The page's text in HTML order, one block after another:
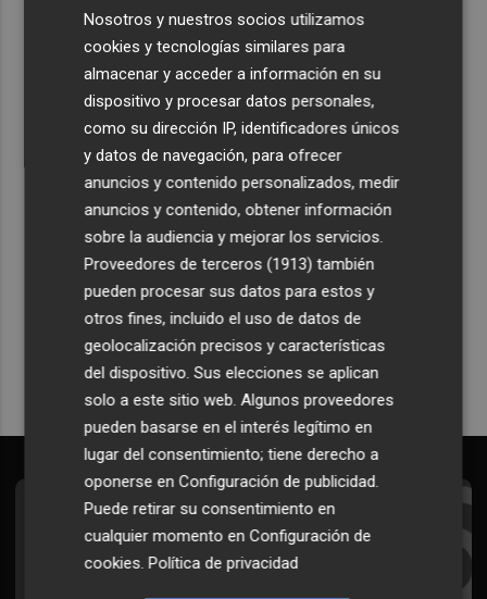
próxima temporada cedido en Galatasaray
David Cubillas regresa al Castellón
Recibe toda la actualidad de
Plaza Podcast en tu correo
Quiero suscribirme
Suscríbete al Boletín
Todos los días a primera hora en tu email
Nosotros y nuestros socios utilizamos
cookies y tecnologías similares para
almacenar y acceder a información en su
dispositivo y procesar datos personales,
como su dirección IP, identificadores únicos
y datos de navegación, para ofrecer
anuncios y contenido personalizados, medir
anuncios y contenido, obtener información
sobre la audiencia y mejorar los servicios.
Proveedores de terceros (1913) también
pueden procesar sus datos para estos y
otros fines, incluido el uso de datos de
geolocalización precisos y características
del dispositivo. Sus elecciones se aplican
solo a este sitio web. Algunos proveedores
pueden basarse en el interés legítimo en
lugar del consentimiento; tiene derecho a
oponerse enConfiguración de publicidad.
Puede retirar su consentimiento en
cualquier momento enConfiguración de
cookies.Política de privacidad